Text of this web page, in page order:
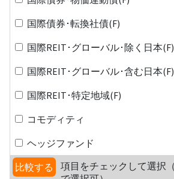
国際債券･転換社債(F)
国際REIT･グローバル･除く日本(F)
国際REIT･グローバル･含む日本(F)
国際REIT･特定地域(F)
コモディティ
ヘッジファンド
比較する
項目をチェックして選択